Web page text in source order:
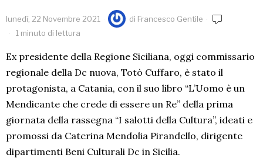
lunedì, 22 Novembre 2021 di Francesco Gentile
1 minuto di lettura
Ex presidente della Regione Siciliana, oggi commissario
regionale della Dc nuova, Totò Cuffaro, è stato il
protagonista, a Catania, con il suo libro “L’Uomo è un
Mendicante che crede di essere un Re” della prima
giornata della rassegna “I salotti della Cultura”, ideati e
promossi da Caterina Mendolia Pirandello, dirigente
dipartimenti Beni Culturali Dc in Sicilia.